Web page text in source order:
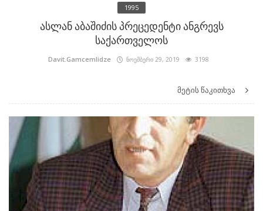
1995
ასლან აბაშიძის პრეცედენტი ანგრევს
საქართველოს
Davit.Gamcemlidze ნოემბერი 29, 2019 3198
მეტის წაკითხვა